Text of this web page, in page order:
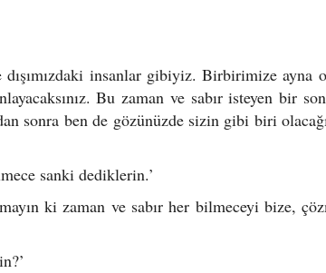
insanlar gibiyiz. Birbirimize ayna
Bu zaman ve sabır isteyen bir
sonra ben de gözünüzde sizin gibi biri
sanki dediklerin.’
ki zaman ve sabır her bilmeceyi bize,